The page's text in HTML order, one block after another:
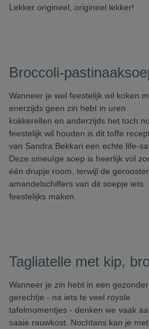
Lekker origineel, origineel lekker!
Broccoli-
Wanneer je wel feestelijk wil koken
enerzijds geen zin hebt in uren
kokkerellen en anderzijds het toch
feestelijk wil houden is dit toffe
van Sandra Bekkari een echte life-
Deze smeuïge soep is heerlijk vol
één drupje room, terwijl de
amandelschilfers van dit soepje iets
feestelijks maken.
Tagliatelle met kip,
Wanneer je zin hebt in een gezonder
gerechtje - na iets te veel royale
tafelmomentjes - denken we vaak
saaie rauwkost. Nochtans kan je met